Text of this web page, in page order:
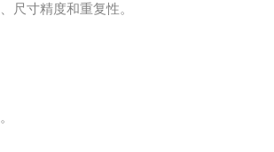
尺寸精度和重复性。